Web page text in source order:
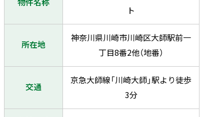
物件名称
ト
所在地
神奈川県川崎市川崎区大師駅前一
丁目8番2他（地番）
交通
京急大師線「川崎大師」駅より徒歩
3分